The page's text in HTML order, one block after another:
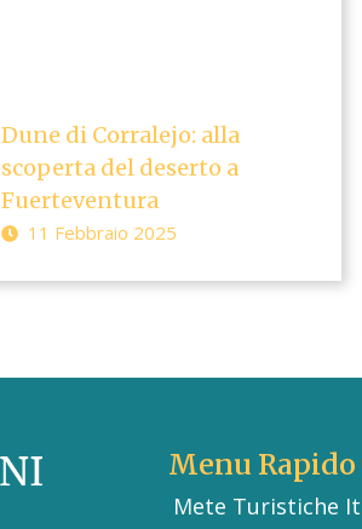
Dune di Corralejo: alla
scoperta del deserto a
Fuerteventura
11 Febbraio 2025
Menu Rapido
Mete Turistiche